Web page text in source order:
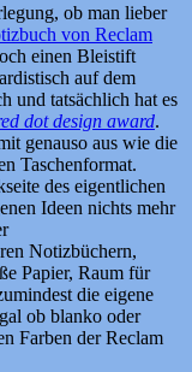
ob man lieber
von Reclam
einen Bleistift
auf dem
und tatsächlich hat es
dot design award.
genauso aus wie die
Taschenformat.
des eigentlichen
Ideen nichts mehr
Notizbüchern,
Papier, Raum für
die eigene
ob blanko oder
Farben der Reclam